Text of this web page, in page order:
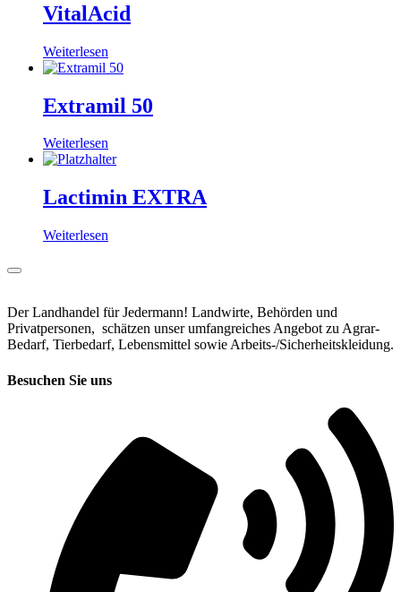
VitalAcid
Weiterlesen
Extramil 50
Weiterlesen
Lactimin EXTRA
Weiterlesen
Der Landhandel für Jedermann! Landwirte, Behörden und
Privatpersonen, schätzen unser umfangreiches Angebot zu Agrar-
Bedarf, Tierbedarf, Lebensmittel sowie Arbeits-/Sicherheitskleidung.
Besuchen Sie uns